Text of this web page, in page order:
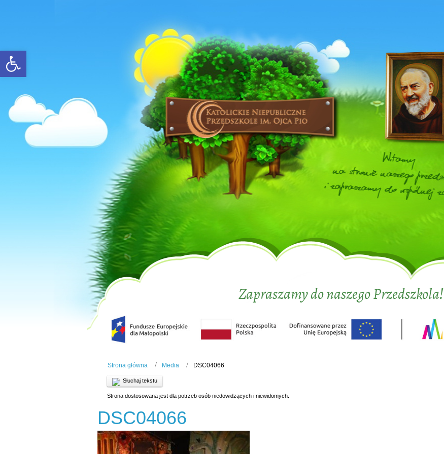
Open toolbar
Zapraszamy do naszego Przedszkola!
Strona główna Media DSC04066
Słuchaj tekstu
Strona dostosowana jest dla potrzeb osób niedowidzących i niewidomych.
DSC04066